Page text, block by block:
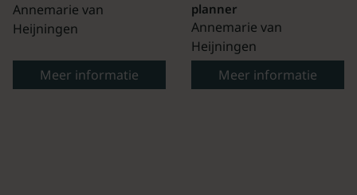
Annemarie van
Heijningen
Meer informatie
planner
Annemarie van
Heijningen
Meer informatie